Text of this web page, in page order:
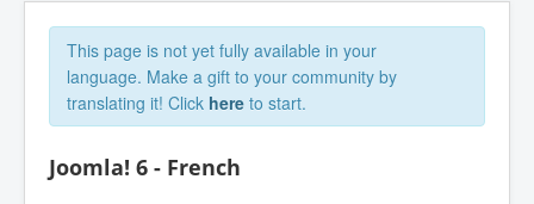
This page is not yet fully available in your
language. Make a gift to your community by
translating it! Click here to start.
Joomla! 6 - French